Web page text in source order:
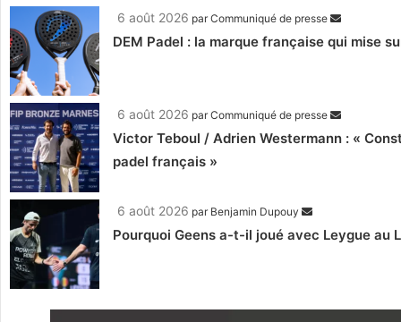
6 août 2026 parCommuniqué de presse
DEM Padel : la marque française qui mise
6 août 2026 parCommuniqué de presse
Victor Teboul / Adrien Westermann : «
padel français »
6 août 2026 par Benjamin Dupouy
Pourquoi Geens a-t-il joué avec Leygue au